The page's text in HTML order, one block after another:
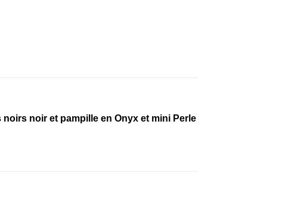
noir et pampille en Onyx et mini Perle